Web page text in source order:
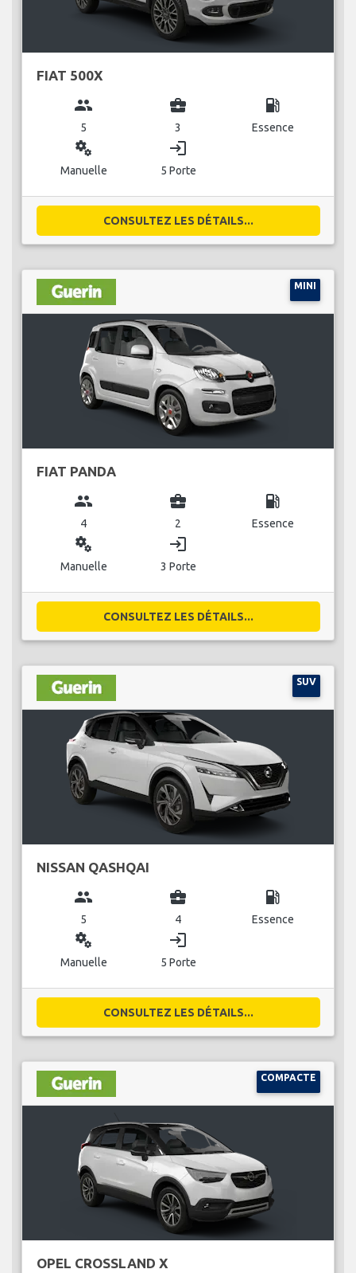
FIAT 500X
group
5
business_center
3
local_gas_station
Essence
miscellaneous_services
Manuelle
login
5 Porte
CONSULTEZ LES DÉTAILS...
MINI
FIAT PANDA
group
4
business_center
2
local_gas_station
Essence
miscellaneous_services
Manuelle
login
3 Porte
CONSULTEZ LES DÉTAILS...
SUV
NISSAN QASHQAI
group
5
business_center
4
local_gas_station
Essence
miscellaneous_services
Manuelle
login
5 Porte
CONSULTEZ LES DÉTAILS...
COMPACTE
OPEL CROSSLAND X